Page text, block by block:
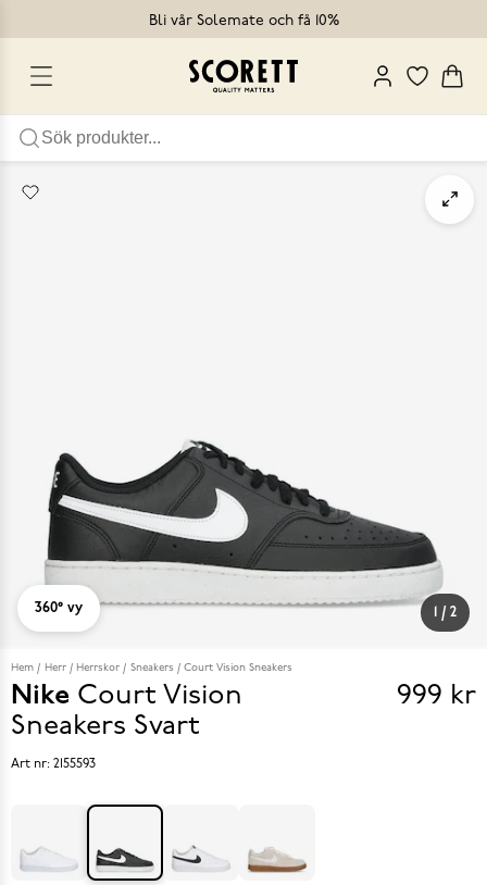
Bli vår Solemate och få 10%
/ 2
360° vy
Hem Herr Herrskor Sneakers Court Vision Sneakers
Nike Court Vision
Sneakers Svart
Pris
999 kr
Art nr: 2155593